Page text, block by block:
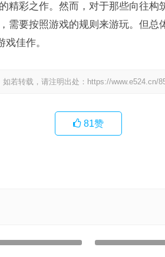
精彩之作。然而，对于那些向往构
需要按照游戏的规则来游玩。但总
佳作。
若转载，请注明出处： https://www.e524.cn/
81赞